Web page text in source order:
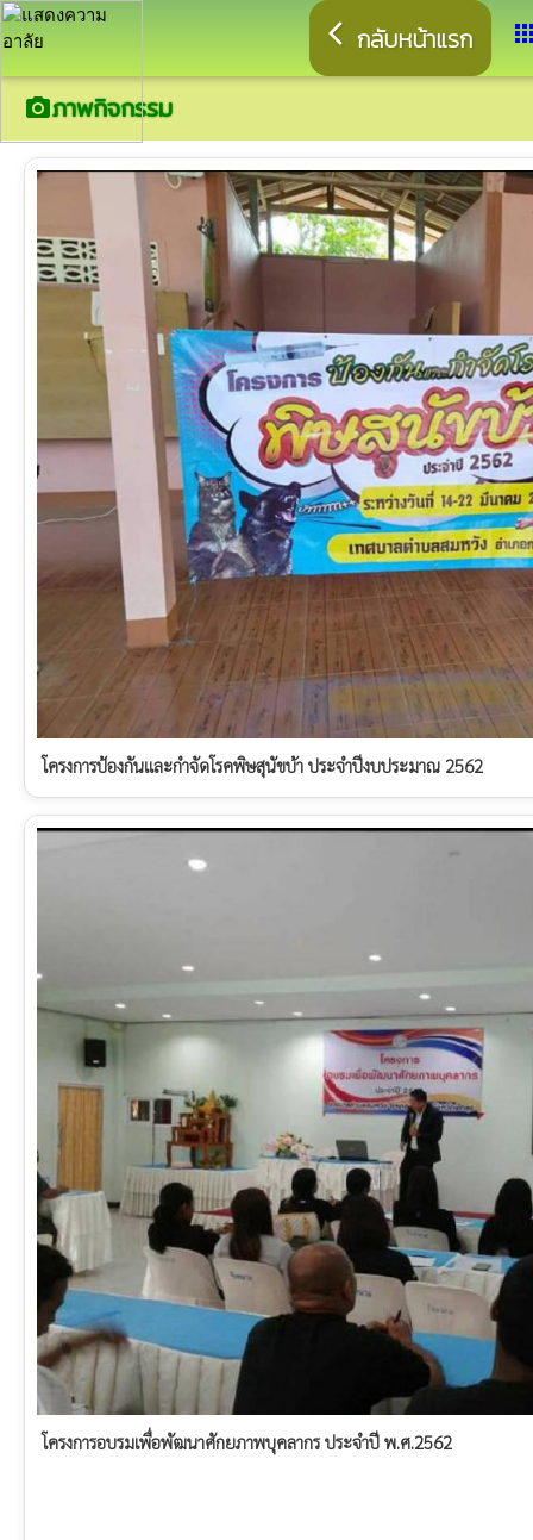
arrow_back_ios กลับหน้าแรก
camera_altภาพกิจกรรม
โครงการป้องกันและกำจัดโรคพิษสุนัขบ้า ประจำปีงบประมาณ 2562
โครงการอบรมเพื่อพัฒนาศักยภาพบุคลากร ประจำปี พ.ศ.2562